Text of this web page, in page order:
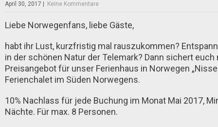
April 30, 2017 Keine Kommentare
Liebe Norwegenfans, liebe Gäste,
habt ihr Lust, kurzfristig mal rauszukommen?
in der schönen Natur der Telemark? Dann sichert
Preisangebot für unser Ferienhaus in Norwegen
Ferienchalet im Süden Norwegens.
10% Nachlass für jede Buchung im Monat Mai 2017,
Nächte. Für max. 8 Personen.